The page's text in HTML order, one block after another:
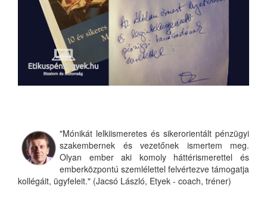
"Mónikát lelkiismeretes és sikerorientált pénzügyi
szakembernek és vezetőnek ismertem meg.
Olyan ember aki komoly háttérismerettel és
emberközpontú szemlélettel felvértezve támogatja
kollégáit, ügyfeleit." (Jacsó László, Etyek - coach, tréner)